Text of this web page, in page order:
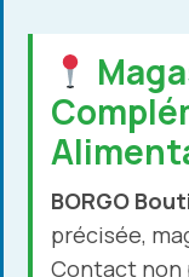
BORGO
précisée,
Contact non